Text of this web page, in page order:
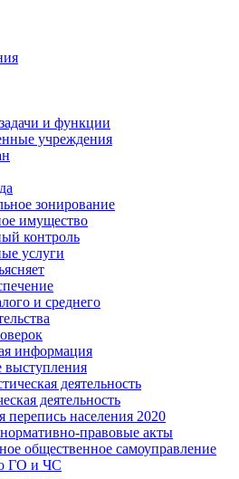
и функции
учреждения
зонирование
имущество
контроль
услуги
и среднего
информация
деятельность
деятельность
перепись населения 2020
правовые акты
общественное самоуправление
ГО и ЧС